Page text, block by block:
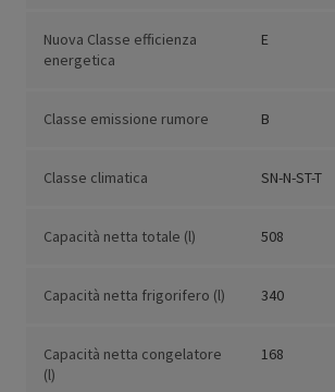
Nuova Classe efficienza
energetica
E
Classe emissione rumore B
Classe climatica SN-N-ST-T
Capacità netta totale (l) 508
Capacità netta frigorifero (l) 340
Capacità netta congelatore
(l)
168